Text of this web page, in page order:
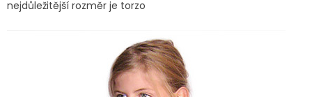
nejdůležitější rozměr je torzo